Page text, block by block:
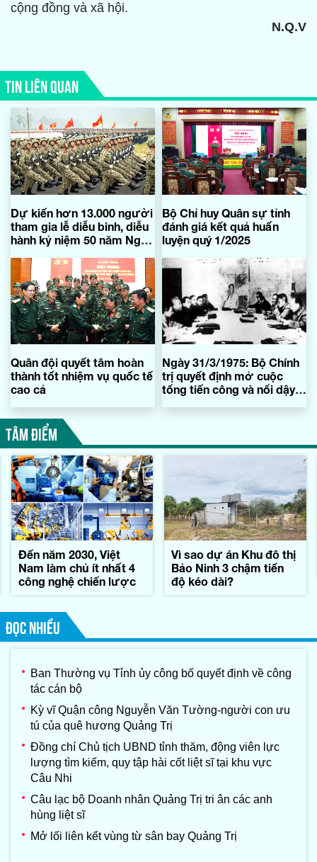
cộng đồng và xã hội.
N.Q.V
TIN LIÊN QUAN
Dự kiến hơn 13.000 người
tham gia lễ diễu binh, diễu
hành kỷ niệm 50 năm Ngày
Bộ Chỉ huy Quân sự tỉnh
đánh giá kết quả huấn
luyện quý 1/2025
Quân đội quyết tâm hoàn
thành tốt nhiệm vụ quốc tế
cao cả
Ngày 31/3/1975: Bộ Chính
trị quyết định mở cuộc
tổng tiến công và nổi dậy
TÂM ĐIỂM
Đến năm 2030, Việt
Nam làm chủ ít nhất 4
công nghệ chiến lược
Vì sao dự án Khu đô thị
Bảo Ninh 3 chậm tiến
độ kéo dài?
ĐỌC NHIỀU
Ban Thường vụ Tỉnh ủy công bố quyết định về công
tác cán bộ
Kỳ vĩ Quận công Nguyễn Văn Tường-người con ưu
tú của quê hương Quảng Trị
Đồng chí Chủ tịch UBND tỉnh thăm, động viên lực
lượng tìm kiếm, quy tập hài cốt liệt sĩ tại khu vực
Câu Nhi
Câu lạc bộ Doanh nhân Quảng Trị tri ân các anh
hùng liệt sĩ
Mở lối liên kết vùng từ sân bay Quảng Trị